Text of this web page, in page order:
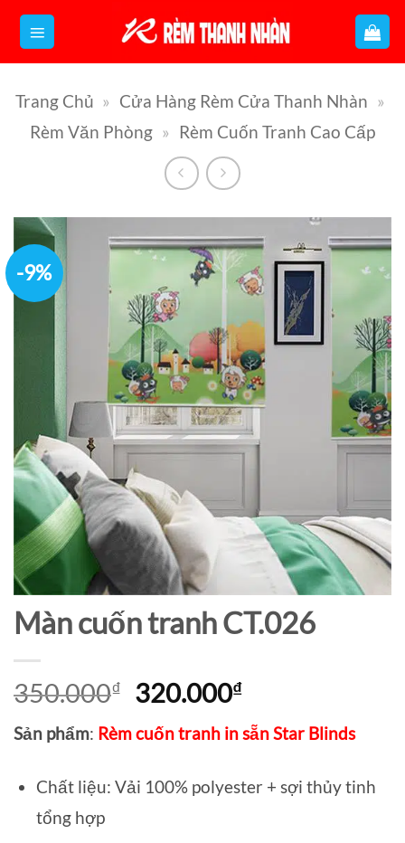
qua
dung
Trang Chủ » Cửa Hàng Rèm Cửa Thanh Nhàn »
Rèm Văn Phòng » Rèm Cuốn Tranh Cao Cấp
-9%
Màn cuốn tranh CT.026
350.000₫
Giá
là:
320.000₫Giá
hiện
tại
320.000₫.
Sản phẩm: Rèm cuốn tranh in sẵn Star Blinds
Chất liệu: Vải 100% polyester + sợi thủy tinh
tổng hợp